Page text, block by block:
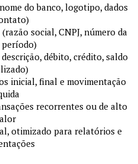
do banco, logotipo, dados
social, CNPJ, número da
débito, crédito, saldo
inicial, final e movimentação
recorrentes ou de alto
otimizado para relatórios e